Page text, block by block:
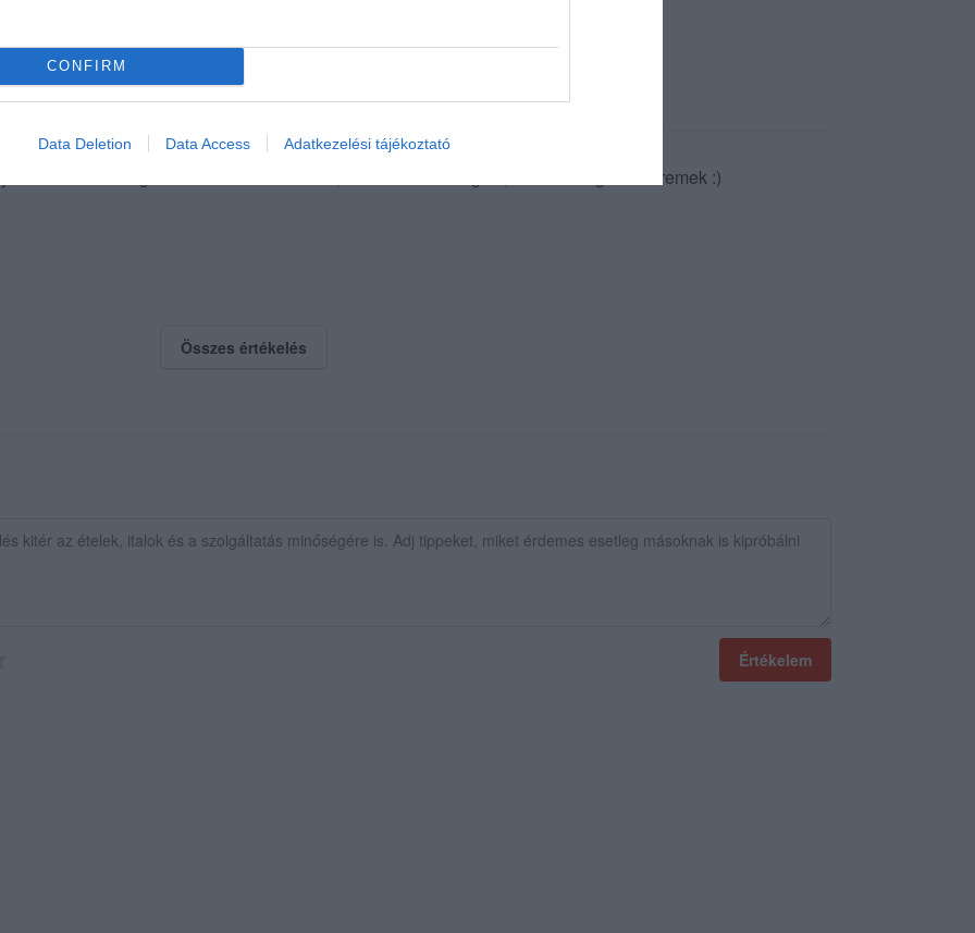
CONFIRM
Data Deletion Data Access Adatkezelési tájékoztató
Nem csak a burgerek és a húsok finomak, valamint minőségiek, de a kiszolgálás is remek :)
Összes értékelés
Értékelem